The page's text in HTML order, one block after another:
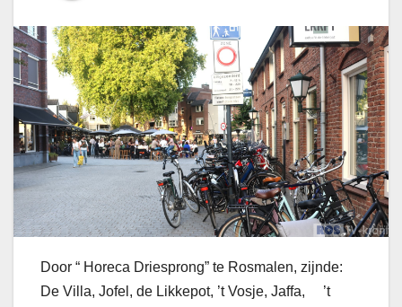
Door “ Horeca Driesprong” te Rosmalen, zijnde:
De Villa, Jofel, de Likkepot, ’t Vosje, Jaffa, ’t